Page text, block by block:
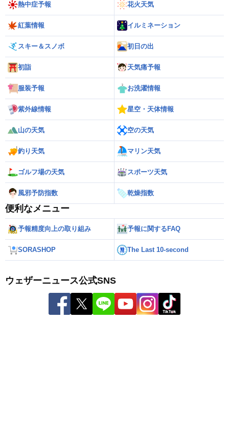
熱中症予報 花火天気
紅葉情報 イルミネーション
スキー＆スノボ 初日の出
初詣 天気痛予報
服装予報 お洗濯情報
紫外線情報 星空・天体情報
山の天気 空の天気
釣り天気 マリン天気
ゴルフ場の天気 スポーツ天気
風邪予防指数 乾燥指数
便利なメニュー
予報精度向上の取り組み 予報に関するFAQ
SORASHOP The Last 10-second
ウェザーニュース公式SNS